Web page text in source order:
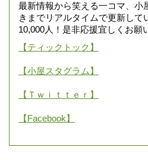
最新情報から笑える一コマ、小
きまでリアルタイムで更新して
10,000人！是非応援宜しくお願
【ティックトック】
【小屋スタグラム】
【Ｔｗｉｔｔｅｒ】
【Facebook】